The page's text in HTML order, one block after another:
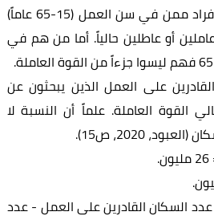
القوة العاملة هي عدد الأفراد ممن في سن العمل (15-65 عاماً)
أو عاطلين حالياً. أما من هم في
على العمل الذين يبحثون عن
القوة العاملة. علماً أن النسبة لا
2020، ص15).
السكان القادرين على العمل - عدد